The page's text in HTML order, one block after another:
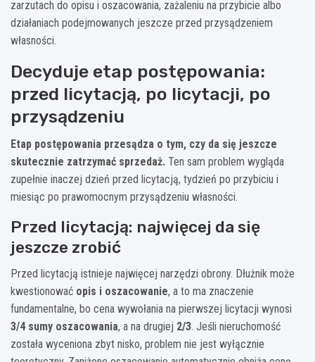
zarzutach do opisu i oszacowania, zażaleniu na przybicie albo
działaniach podejmowanych jeszcze przed przysądzeniem
własności.
Decyduje etap postępowania:
przed licytacją, po licytacji, po
przysądzeniu
Etap postępowania przesądza o tym, czy da się jeszcze
skutecznie zatrzymać sprzedaż. Ten sam problem wygląda
zupełnie inaczej dzień przed licytacją, tydzień po przybiciu i
miesiąc po prawomocnym przysądzeniu własności.
Przed licytacją: najwięcej da się
jeszcze zrobić
Przed licytacją istnieje najwięcej narzędzi obrony. Dłużnik może
kwestionować opis i oszacowanie, a to ma znaczenie
fundamentalne, bo cena wywołania na pierwszej licytacji wynosi
3/4 sumy oszacowania, a na drugiej 2/3. Jeśli nieruchomość
została wyceniona zbyt nisko, problem nie jest wyłącznie